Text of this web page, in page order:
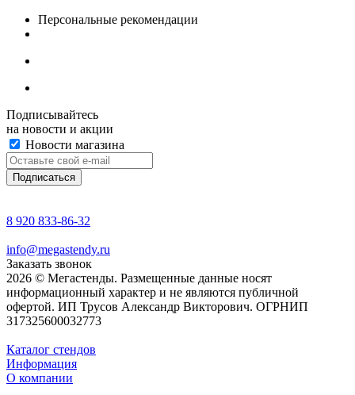
Персональные рекомендации
Подписывайтесь
на новости и акции
Новости магазина
8 920 833-86-32
info@megastendy.ru
Заказать звонок
2026 © Мегастенды. Размещенные данные носят
информационный характер и не являются публичной
офертой. ИП Трусов Александр Викторович. ОГРНИП
317325600032773
Каталог стендов
Информация
О компании